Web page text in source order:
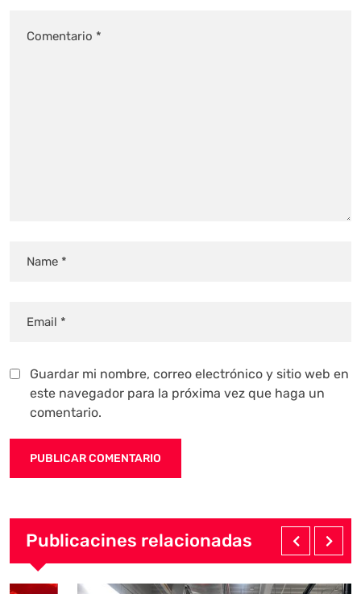
Guardar mi nombre, correo electrónico y sitio web en
este navegador para la próxima vez que haga un
comentario.
Publicacines relacionadas